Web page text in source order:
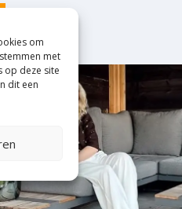
om
met
op deze site
dit een